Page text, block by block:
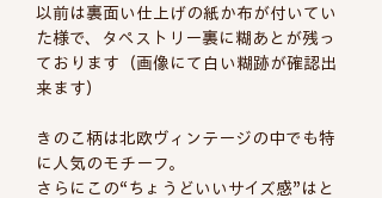
以前は裏面い仕上げの紙か布が付いてい
た様で、タペストリー裏に糊あとが残っ
ております（画像にて白い糊跡が確認出
来ます）
きのこ柄は北欧ヴィンテージの中でも特
に人気のモチーフ。
さらにこの“ちょうどいいサイズ感”はと